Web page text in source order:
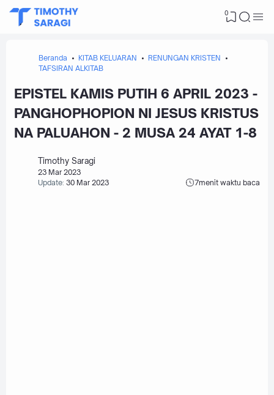
0
Beranda KITAB KELUARAN
RENUNGAN KRISTEN
TAFSIRAN ALKITAB
EPISTEL KAMIS PUTIH 6 APRIL 2023 -
PANGHOPHOPION NI JESUS KRISTUS
NA PALUAHON - 2 MUSA 24 AYAT 1-8
Timothy Saragi
23 Mar 2023
Update: 30 Mar 2023 7menit waktu baca